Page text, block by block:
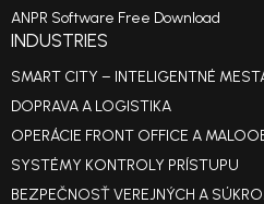
ANPR Software Free Download
INDUSTRIES
SMART CITY – INTELIGENTNÉ
DOPRAVA A LOGISTIKA
OPERÁCIE FRONT OFFICE A
SYSTÉMY KONTROLY PRÍSTUPU
BEZPEČNOSŤ VEREJNÝCH A